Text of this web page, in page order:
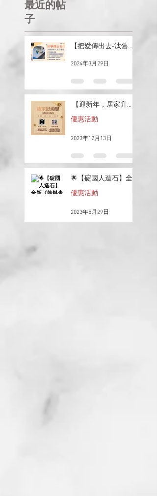
最近的帖
子
【把愛傳出去-汰舊換
2024年3月29日
【迎新年，居家升級
計畫啟動​​​​】
優惠活動
2023年12月13日
🌟【碇國人造石】全
新《餘料查詢系統》
震撼上線！🌟
優惠活動
2023年5月29日